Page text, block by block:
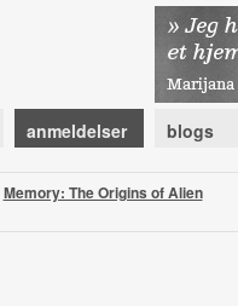
anmeldelser blogs
Memory: The Origins of Alien